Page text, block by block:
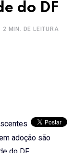
do DF
2 MIN. DE LEITURA